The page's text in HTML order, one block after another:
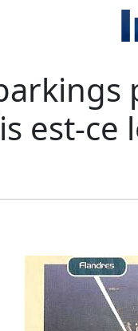
est-ce